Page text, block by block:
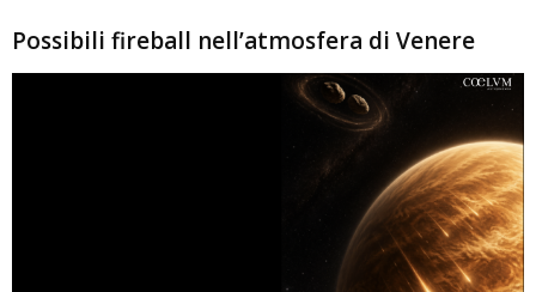
Possibili fireball nell’atmosfera di Venere